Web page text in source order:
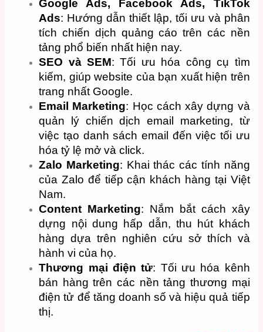
Google Ads, Facebook Ads, TikTok
Ads: Hướng dẫn thiết lập, tối ưu và phân
tích chiến dịch quảng cáo trên các nền
tảng phổ biến nhất hiện nay.
SEO và SEM: Tối ưu hóa công cụ tìm
kiếm, giúp website của bạn xuất hiện trên
trang nhất Google.
Email Marketing: Học cách xây dựng và
quản lý chiến dịch email marketing, từ
việc tạo danh sách email đến việc tối ưu
hóa tỷ lệ mở và click.
Zalo Marketing: Khai thác các tính năng
của Zalo để tiếp cận khách hàng tại Việt
Nam.
Content Marketing: Nắm bắt cách xây
dựng nội dung hấp dẫn, thu hút khách
hàng dựa trên nghiên cứu sở thích và
hành vi của họ.
Thương mại điện tử: Tối ưu hóa kênh
bán hàng trên các nền tảng thương mại
điện tử để tăng doanh số và hiệu quả tiếp
thị.